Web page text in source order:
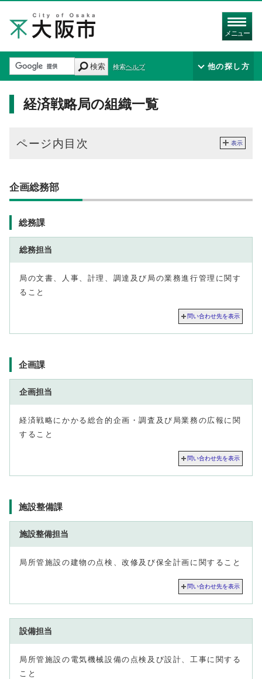
メニュー
検索 検索ヘルプ 他の探し方
経済戦略局の組織一覧
ページ内目次 表示
企画総務部
総務課
総務担当
局の文書、人事、計理、調達及び局の業務進行管理に関す
ること
問い合わせ先を表示
企画課
企画担当
経済戦略にかかる総合的企画・調査及び局業務の広報に関
すること
問い合わせ先を表示
施設整備課
施設整備担当
局所管施設の建物の点検、改修及び保全計画に関すること
問い合わせ先を表示
設備担当
局所管施設の電気機械設備の点検及び設計、工事に関する
こと